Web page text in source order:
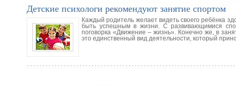
Детские психологи рекомендуют занятие спортом
Каждый родитель желает видеть своего ребёнка
быть успешным в жизни. С развивающимися
поговорка «Движение – жизнь». Конечно же, в
это единственный вид деятельности, который